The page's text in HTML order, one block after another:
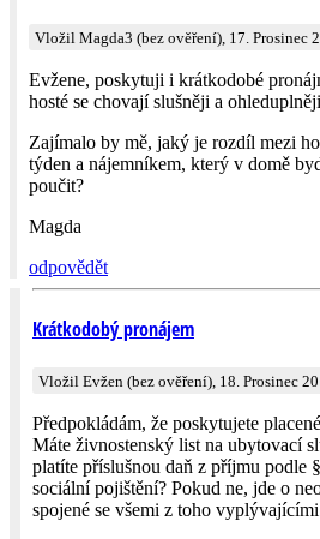
Vložil Magda3 (bez ověření), 17. Prosinec
Evžene, poskytuji i krátkodobé
hosté se chovají slušněji a
Zajímalo by mě, jaký je rozdíl mezi
týden a nájemníkem, který v domě
poučit?
Magda
odpovědět
Krátkodobý pronájem
Vložil Evžen (bez ověření), 18. Prosinec
Předpokládám, že poskytujete
Máte živnostenský list na ubytovací
platíte příslušnou daň z příjmu podle
sociální pojištění? Pokud ne, jde o
spojené se všemi z toho